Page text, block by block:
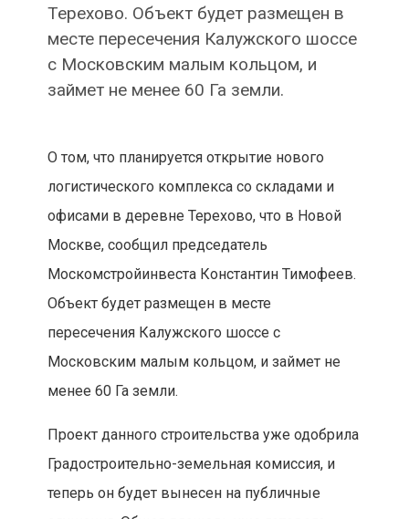
Терехово. Объект будет размещен в
месте пересечения Калужского шоссе
с Московским малым кольцом, и
займет не менее 60 Га земли.
О том, что планируется открытие нового
логистического комплекса со складами и
офисами в деревне Терехово, что в Новой
Москве, сообщил председатель
Москомстройинвеста Константин Тимофеев.
Объект будет размещен в месте
пересечения Калужского шоссе с
Московским малым кольцом, и займет не
менее 60 Га земли.
Проект данного строительства уже одобрила
Градостроительно-земельная комиссия, и
теперь он будет вынесен на публичные